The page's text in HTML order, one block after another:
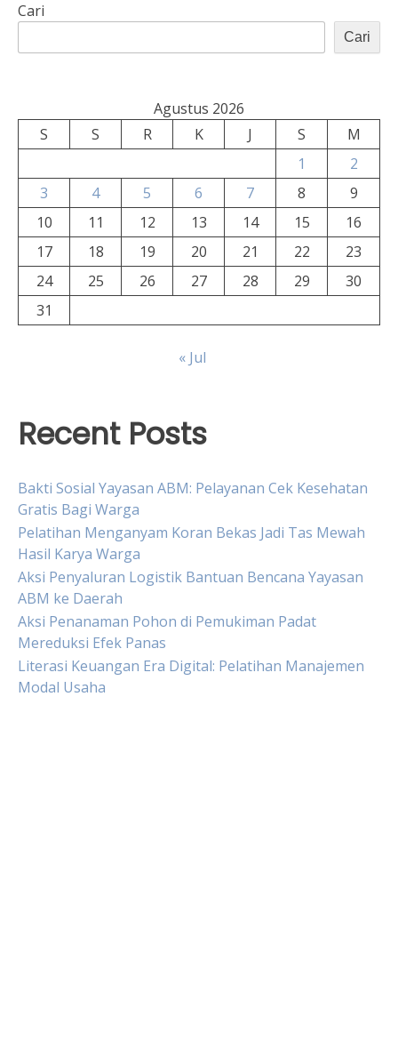
Cari
Cari
Agustus 2026
S
S R K J S
M
1
2
3
4 5 6 7 8
9
10
11 12 13 14 15
16
17
18 19 20 21 22
23
24
25 26 27 28 29
30
31
« Jul
Recent Posts
Bakti Sosial Yayasan ABM: Pelayanan Cek Kesehatan
Gratis Bagi Warga
Pelatihan Menganyam Koran Bekas Jadi Tas Mewah
Hasil Karya Warga
Aksi Penyaluran Logistik Bantuan Bencana Yayasan
ABM ke Daerah
Aksi Penanaman Pohon di Pemukiman Padat
Mereduksi Efek Panas
Literasi Keuangan Era Digital: Pelatihan Manajemen
Modal Usaha